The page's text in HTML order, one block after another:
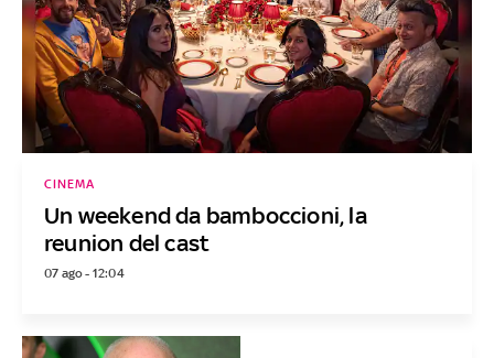
Un weekend da bamboccioni, la
reunion del cast
CINEMA
07 ago - 12:04